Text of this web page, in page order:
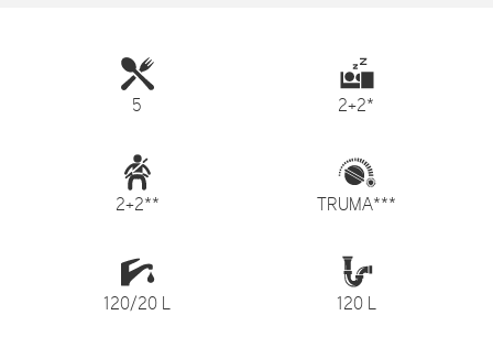
5 2+2*
2+2** TRUMA***
120/20 L 120 L